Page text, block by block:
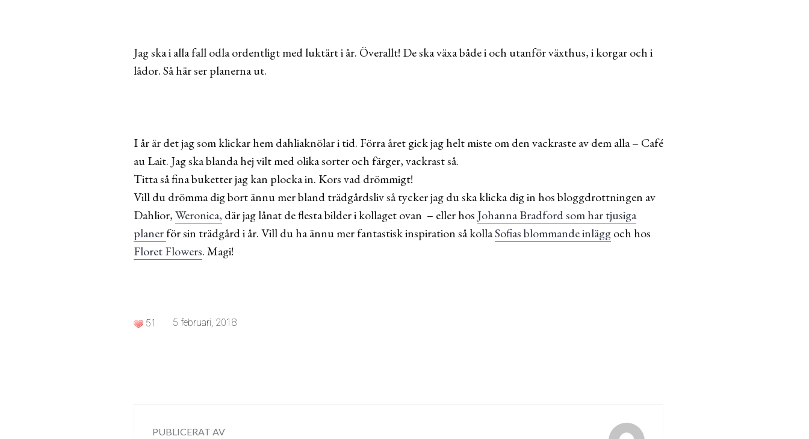
Jag ska i alla fall odla ordentligt med luktärt i år. Överallt! De ska växa både i och utanför växthus, i korgar och i
lådor. Så här ser planerna ut.
I år är det jag som klickar hem dahliaknölar i tid. Förra året gick jag helt miste om den vackraste av dem alla – Café
au Lait. Jag ska blanda hej vilt med olika sorter och färger, vackrast så.
Titta så fina buketter jag kan plocka in. Kors vad drömmigt!
Vill du drömma dig bort ännu mer bland trädgårdsliv så tycker jag du ska klicka dig in hos bloggdrottningen av
Dahlior,Weronica, där jag lånat de flesta bilder i kollaget ovan – eller hos Johanna Bradford som har tjusiga
planerför sin trädgård i år. Vill du ha ännu mer fantastisk inspiration så kollaSofias blommande inläggoch hos
Floret Flowers. Magi!
51 5 februari, 2018
PUBLICERAT AV